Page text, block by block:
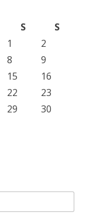
S
S
1
2
8
9
15
16
22
23
29
30